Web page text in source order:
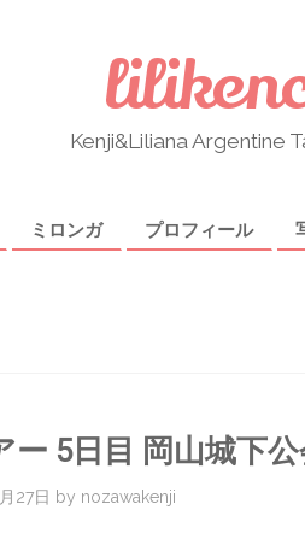
Kenji&Liliana Argentine
ミロンガ プロフィール
5日目 岡山城下
27日 by nozawakenji